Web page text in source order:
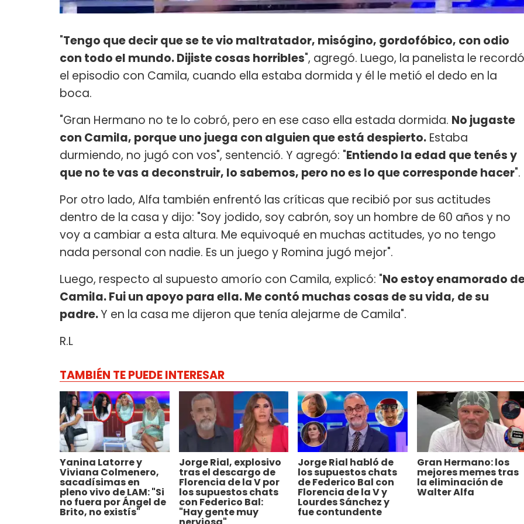
"Tengo que decir que se te vio maltratador, misógino, gordofóbico, con odio
con todo el mundo. Dijiste cosas horribles", agregó. Luego, la panelista le recordó
el episodio con Camila, cuando ella estaba dormida y él le metió el dedo en la
boca.
"Gran Hermano no te lo cobró, pero en ese caso ella estada dormida. No jugaste
con Camila, porque uno juega con alguien que está despierto. Estaba
durmiendo, no jugó con vos", sentenció. Y agregó: "Entiendo la edad que tenés y
que no te vas a deconstruir, lo sabemos, pero no es lo que corresponde hacer".
Por otro lado, Alfa también enfrentó las críticas que recibió por sus actitudes
dentro de la casa y dijo: "Soy jodido, soy cabrón, soy un hombre de 60 años y no
voy a cambiar a esta altura. Me equivoqué en muchas actitudes, yo no tengo
nada personal con nadie. Es un juego y Romina jugó mejor".
Luego, respecto al supuesto amorío con Camila, explicó: "No estoy enamorado
Camila. Fui un apoyo para ella. Me contó muchas cosas de su vida, de su
padre.Y en la casa me dijeron que tenía alejarme de Camila".
R.L
TAMBIÉN TE PUEDE INTERESAR
Yanina Latorre y
Viviana Colmenero,
sacadísimas en
pleno vivo de LAM: "Si
no fuera por Ángel de
Brito, no existís"
Jorge Rial, explosivo
tras el descargo de
Florencia de la V por
los supuestos chats
con Federico Bal:
"Hay gente muy
Jorge Rial habló de
los supuestos chats
de Federico Bal con
Florencia de la V y
Lourdes Sánchez y
fue contundente
Gran Hermano: los
mejores memes tras
la eliminación de
Walter Alfa